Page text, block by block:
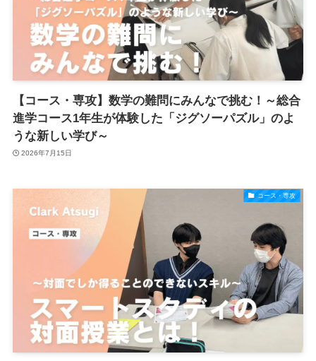
【コース・専攻】数学の難問にみんなで挑む！～総合
進学コース1年生が体験した「ジグソーパズル」のよ
うな新しい学び～
2026年7月15日
コース・専攻